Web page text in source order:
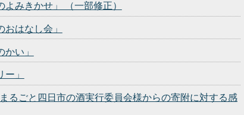
みきかせ」 （一部修正）
はなし会」
い」
」
ごと四日市の酒実行委員会様からの寄附に対する感